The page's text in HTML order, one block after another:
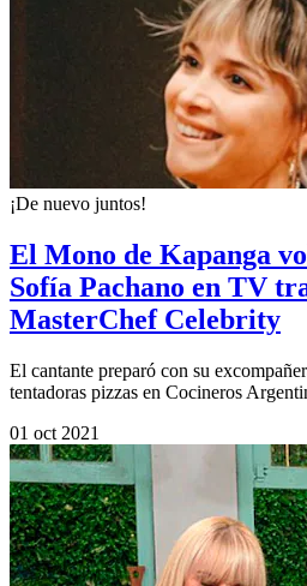
¡De nuevo juntos!
El Mono de Kapanga
Sofía Pachano en TV
MasterChef Celebrity
El cantante preparó con su
tentadoras pizzas en Cocineros
01 oct 2021